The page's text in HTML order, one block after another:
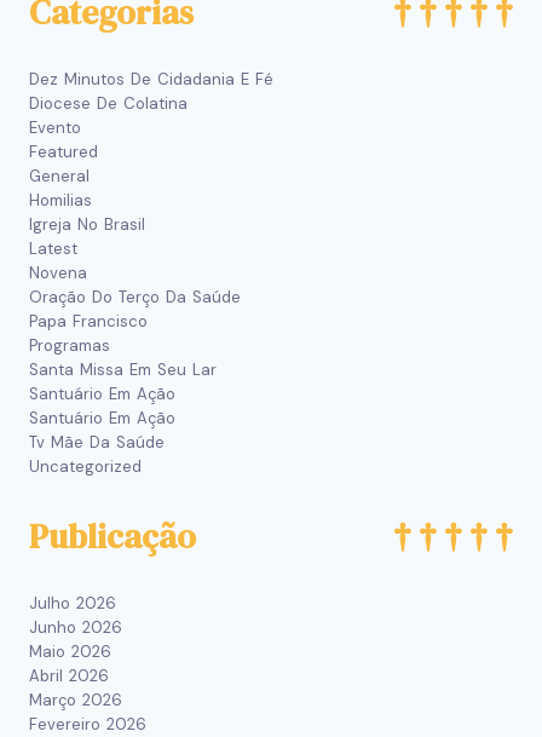
Categorias
Dez Minutos De Cidadania E Fé
Diocese De Colatina
Evento
Featured
General
Homilias
Igreja No Brasil
Latest
Novena
Oração Do Terço Da Saúde
Papa Francisco
Programas
Santa Missa Em Seu Lar
Santuário Em Ação
Santuário Em Ação
Tv Mãe Da Saúde
Uncategorized
Publicação
Julho 2026
Junho 2026
Maio 2026
Abril 2026
Março 2026
Fevereiro 2026